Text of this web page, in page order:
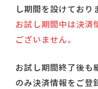
し期間を設けており
お試し期間中は決済
ございません。
お試し期間終了後も
のみ決済情報をご登